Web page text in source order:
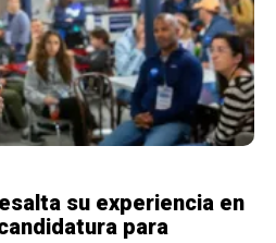
su experiencia en
para